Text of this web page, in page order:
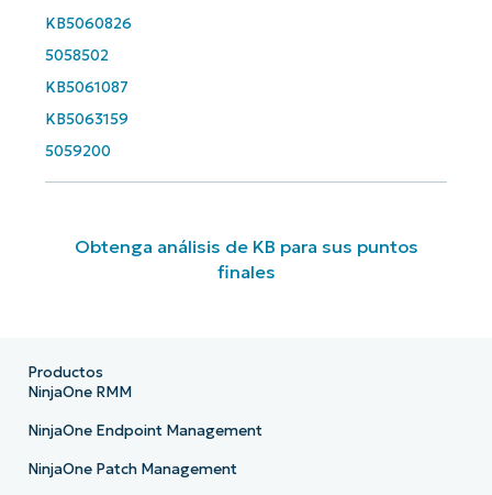
KB5060826
5058502
KB5061087
KB5063159
5059200
Obtenga análisis de KB para sus puntos
finales
Productos
NinjaOne RMM
NinjaOne Endpoint Management
NinjaOne Patch Management